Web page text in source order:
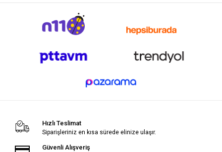
Hızlı Teslimat
Siparişleriniz en kısa sürede elinize ulaşır.
Güvenli Alışveriş